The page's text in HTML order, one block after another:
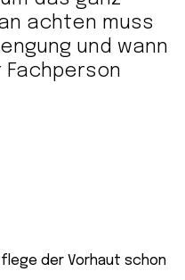
achten muss
und wann